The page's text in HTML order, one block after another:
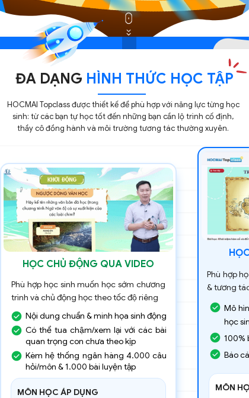
ĐA DẠNG HÌNH THỨC HỌC TẬP
HOCMAI Topclass được thiết kế để phù hợp với năng lực từng học
sinh: từ các bạn tự học tốt đến những bạn cần lộ trình cố định,
thầy cô đồng hành và môi trường tương tác thường xuyên.
HỌC CHỦ ĐỘNG QUA VIDEO
Phù hợp học sinh muốn học sớm chương
trình và chủ động học theo tốc độ riêng
Nội dung chuẩn & minh họa sinh động
Có thể tua chậm/xem lại với các bài
quan trọng con chưa theo kịp
Kèm hệ thống ngân hàng 4.000 câu
hỏi/môn & 1.000 bài luyện tập
MÔN HỌC ÁP DỤNG
Phù hợp
& tương
Mô
học
100%
Báo
MÔN